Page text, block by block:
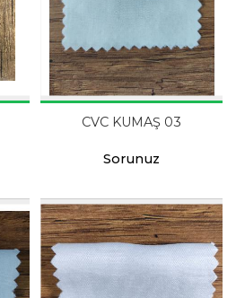
CVC KUMAŞ 03
Sorunuz